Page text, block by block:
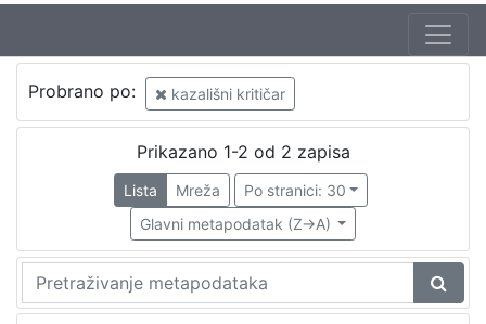
Probrano po: kazališni kritičar
Prikazano 1-2 od 2 zapisa
Lista Mreža
Po stranici: 30
Glavni metapodatak (Z->A)